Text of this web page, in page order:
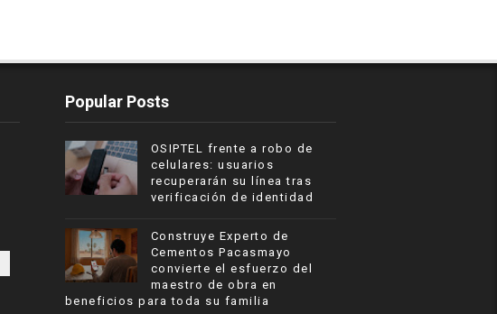
Popular Posts
OSIPTEL frente a robo de
celulares: usuarios
recuperarán su línea tras
verificación de identidad
Construye Experto de
Cementos Pacasmayo
convierte el esfuerzo del
maestro de obra en
beneficios para toda su familia